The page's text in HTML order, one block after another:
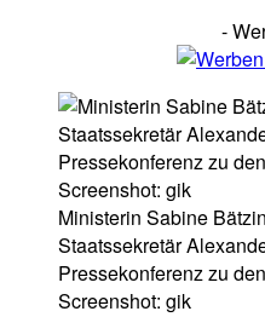
-
Ministerin Sabine
Staatssekretär
Pressekonferenz zu
Screenshot: gik